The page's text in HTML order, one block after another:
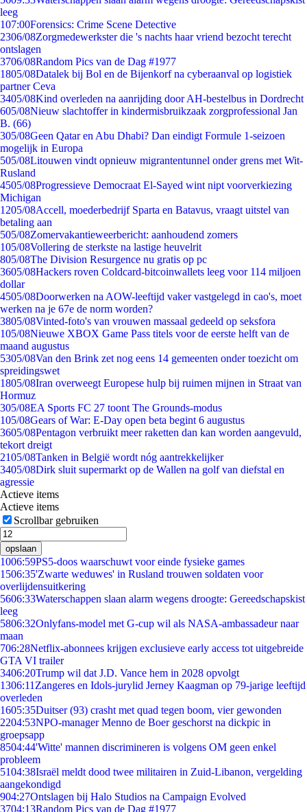
leeg
107:00Forensics: Crime Scene Detective
2306/08Zorgmedewerkster die 's nachts haar vriend bezocht terecht
ontslagen
3706/08Random Pics van de Dag #1977
1805/08Datalek bij Bol en de Bijenkorf na cyberaanval op logistiek
partner Ceva
3405/08Kind overleden na aanrijding door AH-bestelbus in Dordrecht
605/08Nieuw slachtoffer in kindermisbruikzaak zorgprofessional Jan
B. (66)
305/08Geen Qatar en Abu Dhabi? Dan eindigt Formule 1-seizoen
mogelijk in Europa
505/08Litouwen vindt opnieuw migrantentunnel onder grens met Wit-
Rusland
4505/08Progressieve Democraat El-Sayed wint nipt voorverkiezing
Michigan
1205/08Accell, moederbedrijf Sparta en Batavus, vraagt uitstel van
betaling aan
505/08Zomervakantieweerbericht: aanhoudend zomers
105/08Vollering de sterkste na lastige heuvelrit
805/08The Division Resurgence nu gratis op pc
3605/08Hackers roven Coldcard-bitcoinwallets leeg voor 114 miljoen
dollar
4505/08Doorwerken na AOW-leeftijd vaker vastgelegd in cao's, moet
werken na je 67e de norm worden?
3805/08Vinted-foto's van vrouwen massaal gedeeld op seksfora
105/08Nieuwe XBOX Game Pass titels voor de eerste helft van de
maand augustus
5305/08Van den Brink zet nog eens 14 gemeenten onder toezicht om
spreidingswet
1805/08Iran overweegt Europese hulp bij ruimen mijnen in Straat van
Hormuz
305/08EA Sports FC 27 toont The Grounds-modus
105/08Gears of War: E-Day open beta begint 6 augustus
3605/08Pentagon verbruikt meer raketten dan kan worden aangevuld,
tekort dreigt
2105/08Tanken in België wordt nóg aantrekkelijker
3405/08Dirk sluit supermarkt op de Wallen na golf van diefstal en
agressie
Actieve items
Actieve items
Scrollbar gebruiken
opslaan
1006:59PS5-doos waarschuwt voor einde fysieke games
1506:35'Zwarte weduwes' in Rusland trouwen soldaten voor
overlijdensuitkering
5606:33Waterschappen slaan alarm wegens droogte: Gereedschapskist
leeg
5806:32Onlyfans-model met G-cup wil als NASA-ambassadeur naar
maan
706:28Netflix-abonnees krijgen exclusieve early access tot uitgebreide
GTA VI trailer
3406:20Trump wil dat J.D. Vance hem in 2028 opvolgt
1306:11 Zangeres en Idols-jurylid Jerney Kaagman op 79-jarige leeftijd
overleden
1605:35Duitser (93) crasht met quad tegen boom, vier gewonden
2204:53NPO-manager Menno de Boer geschorst na dickpic in
groepsapp
8504:44'Witte' mannen discrimineren is volgens OM geen enkel
probleem
5104:38Israël meldt dood twee militairen in Zuid-Libanon, vergelding
aangekondigd
904:27Ontslagen bij Halo Studios na Campaign Evolved
3704:13Random Pics van de Dag #1977